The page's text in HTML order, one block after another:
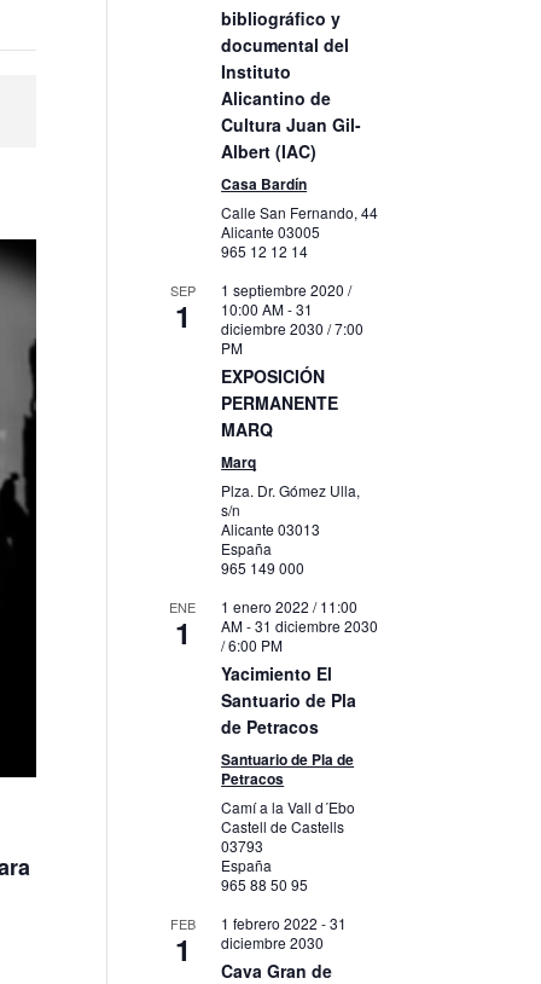
bibliográfico y
documental del
Instituto
Alicantino de
Cultura Juan Gil-
Albert (IAC)
Casa Bardín
Calle San Fernando, 44
Alicante03005
965 12 12 14
SEP
1
1 septiembre 2020 /
10:00 AM-31
diciembre 2030 / 7:00
PM
EXPOSICIÓN
PERMANENTE
MARQ
Marq
Plza. Dr. Gómez Ulla,
s/n
Alicante03013
España
965 149 000
ENE
1
1 enero 2022 / 11:00
AM-31 diciembre 2030
/ 6:00 PM
Yacimiento El
Santuario de Pla
de Petracos
Santuario de Pla de
Petracos
Camí a la Vall d´Ebo
Castell de Castells
03793
España
965 88 50 95
FEB
1
1 febrero 2022 -31
diciembre 2030
Cava Gran de